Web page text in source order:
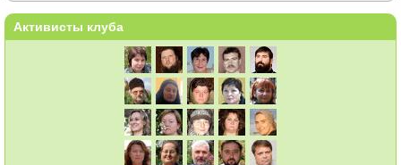
Активисты клуба